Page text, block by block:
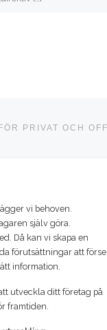
vi behoven.
själv göra.
Då kan vi skapa en
förutsättningar att förse
information.
utveckla ditt företag på
framtiden.